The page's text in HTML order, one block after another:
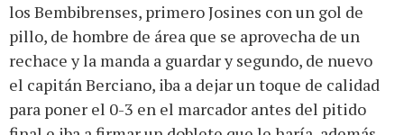
los Bembibrenses, primero Josines con un gol de
pillo, de hombre de área que se aprovecha de un
rechace y la manda a guardar y segundo, de nuevo
el capitán Berciano, iba a dejar un toque de calidad
para poner el 0-3 en el marcador antes del pitido